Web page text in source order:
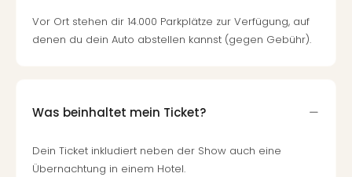
Vor Ort stehen dir 14.000 Parkplätze zur Verfügung, auf
denen du dein Auto abstellen kannst (gegen Gebühr).
Was beinhaltet mein Ticket?
Dein Ticket inkludiert neben der Show auch eine
Übernachtung in einem Hotel.